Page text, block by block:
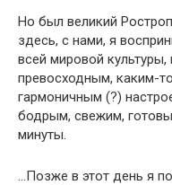
Но был великий
здесь, с нами, я
всей мировой
превос­ходным, каким-
гармоничным (?)
бодрым, свежим,
минуты.
…Позже в этот день я